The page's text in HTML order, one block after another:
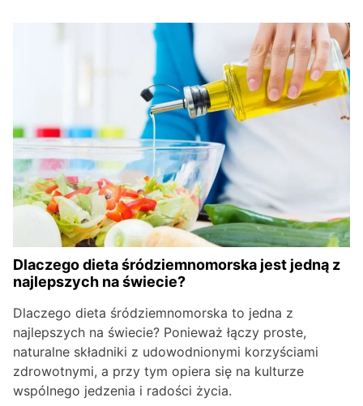
Dlaczego dieta śródziemnomorska jest jedną z
najlepszych na świecie?
Dlaczego dieta śródziemnomorska to jedna z
najlepszych na świecie? Ponieważ łączy proste,
naturalne składniki z udowodnionymi korzyściami
zdrowotnymi, a przy tym opiera się na kulturze
wspólnego jedzenia i radości życia.